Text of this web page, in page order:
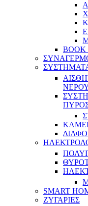
BOOK
SMART
ΖΥΓΑΡΙΕΣ